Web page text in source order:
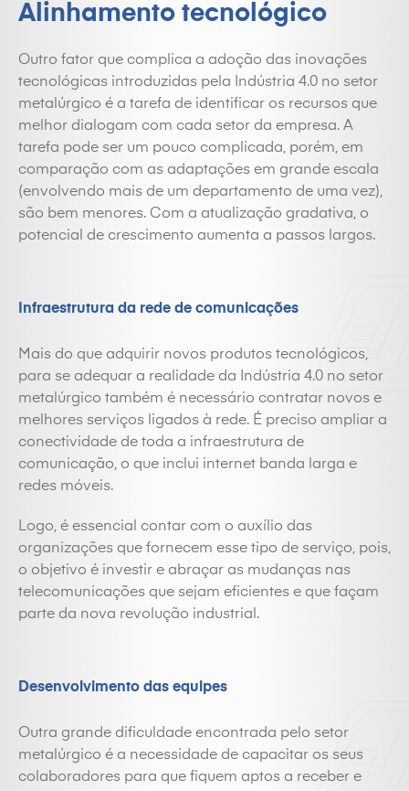
Alinhamento tecnológico
Outro fator que complica a adoção das inovações
tecnológicas introduzidas pela Indústria 4.0 no setor
metalúrgico é a tarefa de identificar os recursos que
melhor dialogam com cada setor da empresa. A
tarefa pode ser um pouco complicada, porém, em
comparação com as adaptações em grande escala
(envolvendo mais de um departamento de uma vez),
são bem menores. Com a atualização gradativa, o
potencial de crescimento aumenta a passos largos.
Infraestrutura da rede de comunicações
Mais do que adquirir novos produtos tecnológicos,
para se adequar a realidade da Indústria 4.0 no setor
metalúrgico também é necessário contratar novos e
melhores serviços ligados à rede. É preciso ampliar a
conectividade de toda a infraestrutura de
comunicação, o que inclui internet banda larga e
redes móveis.
Logo, é essencial contar com o auxílio das
organizações que fornecem esse tipo de serviço, pois,
o objetivo é investir e abraçar as mudanças nas
telecomunicações que sejam eficientes e que façam
parte da nova revolução industrial.
Desenvolvimento das equipes
Outra grande dificuldade encontrada pelo setor
metalúrgico é a necessidade de capacitar os seus
colaboradores para que fiquem aptos a receber e